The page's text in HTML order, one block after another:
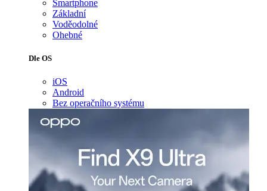
Smartphone
Základní
Voděodolné
Ohebné
Dle OS
iOS
Android
Bez operačního systému